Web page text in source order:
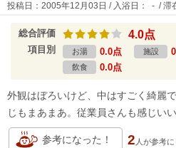
投稿日：2005年12月03日 / 入浴日： - / 滞
総合評価 4.0点
項目別 お湯 0.0点 施設
飲食 0.0点
外観はぼろいけど、中はすごく綺麗
じもまあまあ。従業員さんも感じい
参考になった！ 2 人が参考に